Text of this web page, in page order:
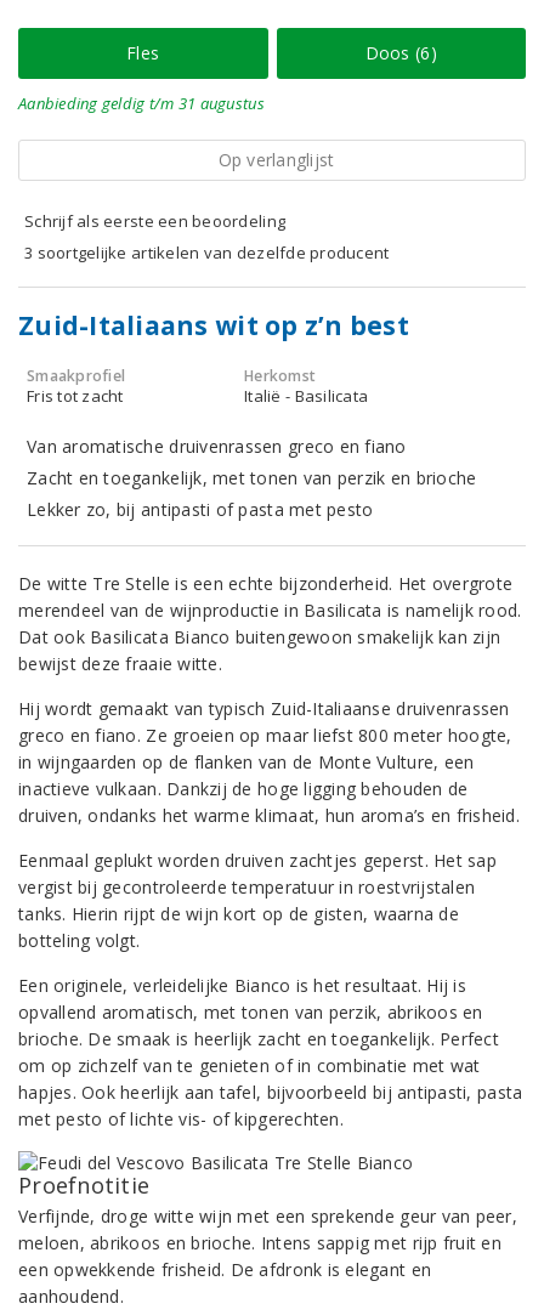
Fles Doos (6)
Aanbieding geldig t/m 31 augustus
Op verlanglijst
Schrijf als eerste een beoordeling
3 soortgelijke artikelen van dezelfde producent
Zuid-Italiaans wit op z’n best
Smaakprofiel
Fris tot zacht
Herkomst
Italië - Basilicata
Van aromatische druivenrassen greco en fiano
Zacht en toegankelijk, met tonen van perzik en brioche
Lekker zo, bij antipasti of pasta met pesto
De witte Tre Stelle is een echte bijzonderheid. Het overgrote
merendeel van de wijnproductie in Basilicata is namelijk rood.
Dat ook Basilicata Bianco buitengewoon smakelijk kan zijn
bewijst deze fraaie witte.
Hij wordt gemaakt van typisch Zuid-Italiaanse druivenrassen
greco en fiano. Ze groeien op maar liefst 800 meter hoogte,
in wijngaarden op de flanken van de Monte Vulture, een
inactieve vulkaan. Dankzij de hoge ligging behouden de
druiven, ondanks het warme klimaat, hun aroma’s en frisheid.
Eenmaal geplukt worden druiven zachtjes geperst. Het sap
vergist bij gecontroleerde temperatuur in roestvrijstalen
tanks. Hierin rijpt de wijn kort op de gisten, waarna de
botteling volgt.
Een originele, verleidelijke Bianco is het resultaat. Hij is
opvallend aromatisch, met tonen van perzik, abrikoos en
brioche. De smaak is heerlijk zacht en toegankelijk. Perfect
om op zichzelf van te genieten of in combinatie met wat
hapjes. Ook heerlijk aan tafel, bijvoorbeeld bij antipasti, pasta
met pesto of lichte vis- of kipgerechten.
Proefnotitie
Verfijnde, droge witte wijn met een sprekende geur van peer,
meloen, abrikoos en brioche. Intens sappig met rijp fruit en
een opwekkende frisheid. De afdronk is elegant en
aanhoudend.